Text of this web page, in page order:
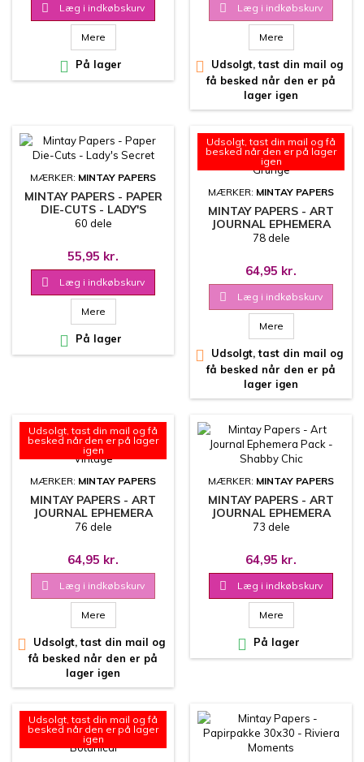
 Læg i indkøbskurv
Mere
 På lager
 Læg i indkøbskurv
Mere

Udsolgt, tast din mail og
få besked når den er på
lager igen
MÆRKER: MINTAY PAPERS
MINTAY PAPERS - PAPER
DIE-CUTS - LADY'S
SECRET
60 dele
55,95 kr.
 Læg i indkøbskurv
Mere
 På lager
Udsolgt, tast din mail og få
besked når den er på lager
igen
MÆRKER: MINTAY PAPERS
MINTAY PAPERS - ART
JOURNAL EPHEMERA
PACK - GRUNGE
78 dele
64,95 kr.
 Læg i indkøbskurv
Mere

Udsolgt, tast din mail og
få besked når den er på
lager igen
Udsolgt, tast din mail og få
besked når den er på lager
igen
MÆRKER: MINTAY PAPERS
MINTAY PAPERS - ART
JOURNAL EPHEMERA
PACK - VINTAGE
76 dele
64,95 kr.
 Læg i indkøbskurv
Mere

Udsolgt, tast din mail og
få besked når den er på
lager igen
MÆRKER: MINTAY PAPERS
MINTAY PAPERS - ART
JOURNAL EPHEMERA
PACK - SHABBY CHIC
73 dele
64,95 kr.
 Læg i indkøbskurv
Mere
 På lager
Udsolgt, tast din mail og få
besked når den er på lager
igen